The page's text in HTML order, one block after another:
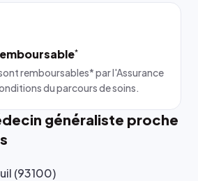
*
remboursables* par l'Assurance
du parcours de soins.
généraliste proche
(93100)